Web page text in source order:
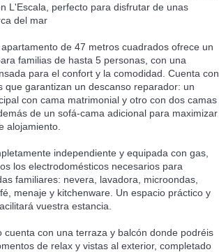
L'Escala, perfecto para disfrutar de unas
del mar
de 47 metros cuadrados ofrece un
familias de hasta 5 personas, con una
para el confort y la comodidad. Cuenta con
que garantizan un descanso reparador: un
con cama matrimonial y otro con dos camas
de un sofá-cama adicional para maximizar
alojamiento.
independiente y equipada con gas,
los electrodomésticos necesarios para
familiares: nevera, lavadora, microondas,
menaje y kitchenware. Un espacio práctico y
vuestra estancia.
cuenta con una terraza y balcón donde podréis
de relax y vistas al exterior, completado